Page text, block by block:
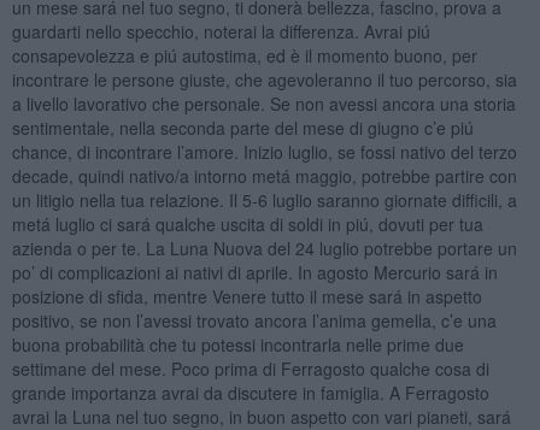
un mese sará nel tuo segno, ti donerà bellezza, fascino, prova a
guardarti nello specchio, noterai la differenza. Avrai piú
consapevolezza e piú autostima, ed è il momento buono, per
incontrare le persone giuste, che agevoleranno il tuo percorso, sia
a livello lavorativo che personale. Se non avessi ancora una storia
sentimentale, nella seconda parte del mese di giugno c’e piú
chance, di incontrare l’amore. Inizio luglio, se fossi nativo del terzo
decade, quindi nativo/a intorno metá maggio, potrebbe partire con
un litigio nella tua relazione. Il 5-6 luglio saranno giornate difficili, a
metá luglio ci sará qualche uscita di soldi in piú, dovuti per tua
azienda o per te. La Luna Nuova del 24 luglio potrebbe portare un
po’ di complicazioni ai nativi di aprile. In agosto Mercurio sará in
posizione di sfida, mentre Venere tutto il mese sará in aspetto
positivo, se non l’avessi trovato ancora l’anima gemella, c’e una
buona probabilità che tu potessi incontrarla nelle prime due
settimane del mese. Poco prima di Ferragosto qualche cosa di
grande importanza avrai da discutere in famiglia. A Ferragosto
avrai la Luna nel tuo segno, in buon aspetto con vari pianeti, sará